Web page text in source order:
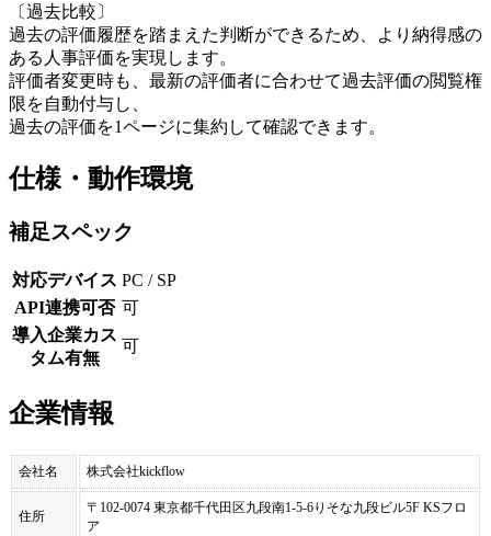
〔過去比較〕
過去の評価履歴を踏まえた判断ができるため、より納得感の
ある人事評価を実現します。
評価者変更時も、最新の評価者に合わせて過去評価の閲覧権
限を自動付与し、
過去の評価を1ページに集約して確認できます。
仕様・動作環境
補足スペック
対応デバイス PC / SP
API連携可否 可
導入企業カス
タム有無
可
企業情報
会社名 株式会社kickflow
住所
〒102-0074 東京都千代田区九段南1-5-6りそな九段ビル5F KSフロ
ア